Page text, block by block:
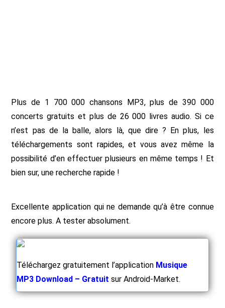
Plus de 1 700 000 chansons MP3, plus de 390 000
concerts gratuits et plus de 26 000 livres audio. Si ce
n’est pas de la balle, alors là, que dire ? En plus, les
téléchargements sont rapides, et vous avez même la
possibilité d’en effectuer plusieurs en même temps ! Et
bien sur, une recherche rapide !
Excellente application qui ne demande qu’à être connue
encore plus. A tester absolument.
Téléchargez gratuitement l’application Musique
MP3 Download – Gratuit sur Android-Market.